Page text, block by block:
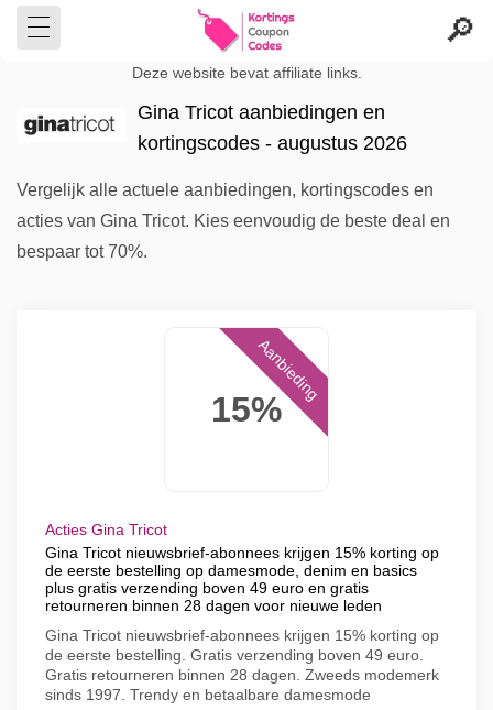
Deze website bevat affiliate links.
Gina Tricot aanbiedingen en
kortingscodes - augustus 2026
Vergelijk alle actuele aanbiedingen, kortingscodes en
acties van Gina Tricot. Kies eenvoudig de beste deal en
bespaar tot 70%.
15%
Aanbieding
Acties Gina Tricot
Gina Tricot nieuwsbrief-abonnees krijgen 15% korting op
de eerste bestelling op damesmode, denim en basics
plus gratis verzending boven 49 euro en gratis
retourneren binnen 28 dagen voor nieuwe leden
Gina Tricot nieuwsbrief-abonnees krijgen 15% korting op
de eerste bestelling. Gratis verzending boven 49 euro.
Gratis retourneren binnen 28 dagen. Zweeds modemerk
sinds 1997. Trendy en betaalbare damesmode